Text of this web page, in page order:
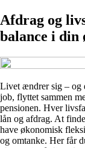
Afdrag og
balance i din
Livet ændrer sig – og
job, flyttet sammen
pensionen. Hver
lån og afdrag. At
have økonomisk
og omtanke. Her får